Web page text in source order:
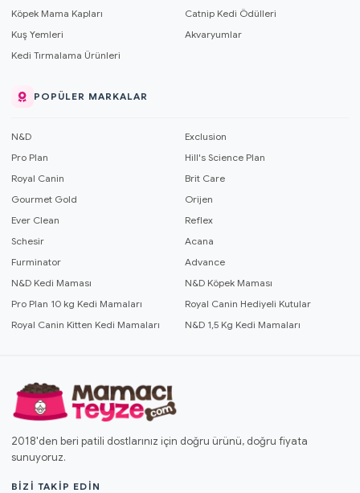
Köpek Mama Kapları
Catnip Kedi Ödülleri
Kuş Yemleri
Akvaryumlar
Kedi Tırmalama Ürünleri
POPÜLER MARKALAR
N&D
Exclusion
Pro Plan
Hill's Science Plan
Royal Canin
Brit Care
Gourmet Gold
Orijen
Ever Clean
Reflex
Schesir
Acana
Furminator
Advance
N&D Kedi Maması
N&D Köpek Maması
Pro Plan 10 kg Kedi Mamaları
Royal Canin Hediyeli Kutular
Royal Canin Kitten Kedi Mamaları
N&D 1,5 Kg Kedi Mamaları
2018'den beri patili dostlarınız için doğru ürünü, doğru fiyata
sunuyoruz.
BIZI TAKIP EDIN